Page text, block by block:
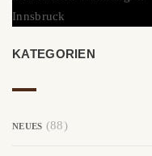
KATEGORIEN
NEUES (88)